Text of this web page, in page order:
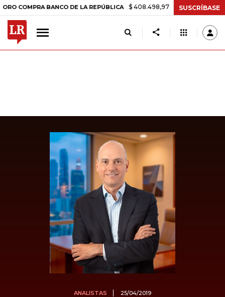
BANCO DE LA REPÚBLICA $ 408.498,97 +$ 8.753,81 +2,19%
SUSCRÍBASE
ANALISTAS 25/04/2019